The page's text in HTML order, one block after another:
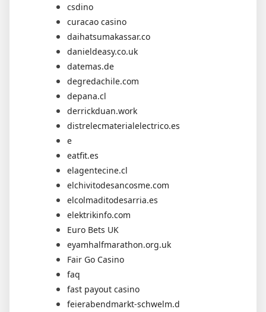
csdino
curacao casino
daihatsumakassar.co
danieldeasy.co.uk
datemas.de
degredachile.com
depana.cl
derrickduan.work
distrelecmaterialelectrico.es
e
eatfit.es
elagentecine.cl
elchivitodesancosme.com
elcolmaditodesarria.es
elektrikinfo.com
Euro Bets UK
eyamhalfmarathon.org.uk
Fair Go Casino
faq
fast payout casino
feierabendmarkt-schwelm.d